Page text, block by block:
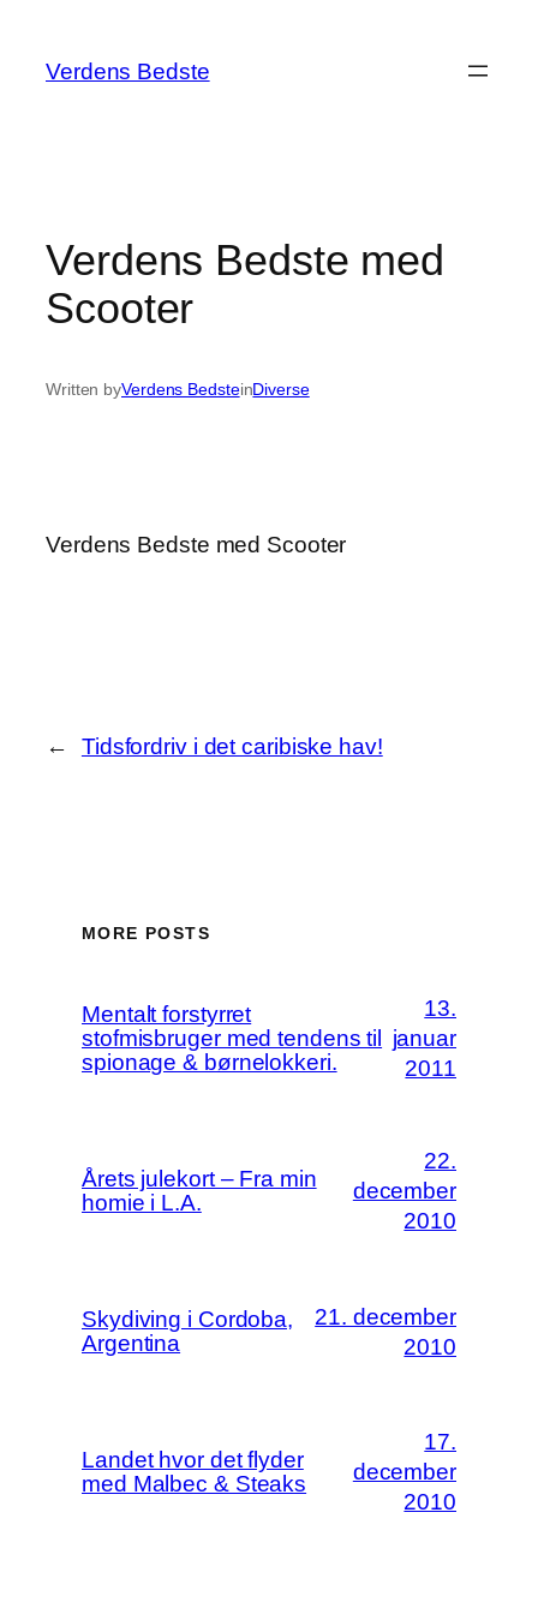
indhold
Verdens Bedste
Verdens Bedste med
Scooter
Written byVerdens BedsteinDiverse
Verdens Bedste med Scooter
← Tidsfordriv i det caribiske hav!
MORE POSTS
Mentalt forstyrret
stofmisbruger med tendens til
spionage & børnelokkeri.
13.
januar
2011
Årets julekort – Fra min
homie i L.A.
22.
december
2010
Skydiving i Cordoba,
Argentina
21. december
2010
Landet hvor det flyder
med Malbec & Steaks
17.
december
2010